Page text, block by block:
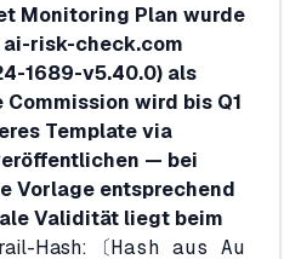
Monitoring Plan wurde
risk-check.com
1689-v5.40.0) als
wird bis Q1
Template via
— bei
Vorlage entsprechend
Validität liegt beim
Hash: 〔Hash aus Au